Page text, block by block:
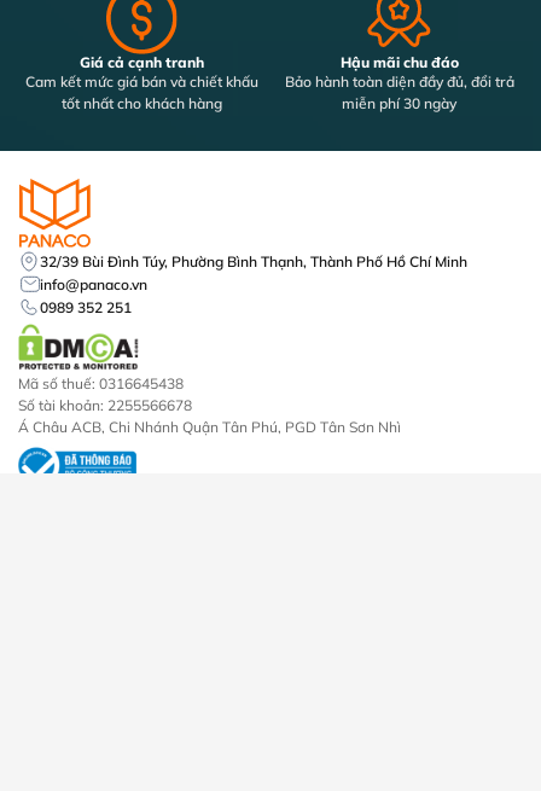
Giá cả cạnh tranh
Cam kết mức giá bán và chiết khấu
tốt nhất cho khách hàng
Hậu mãi chu đáo
Bảo hành toàn diện đầy đủ, đổi trả
miễn phí 30 ngày
32/39 Bùi Đình Túy, Phường Bình Thạnh, Thành Phố Hồ Chí Minh
info@panaco.vn
0989 352 251
Mã số thuế: 0316645438
Số tài khoản: 2255566678
Á Châu ACB, Chi Nhánh Quận Tân Phú, PGD Tân Sơn Nhì